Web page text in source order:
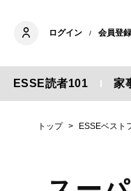
ログイン / 会員登録
ESSE読者101 家
トップ ESSEベスト